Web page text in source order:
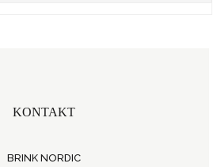
KONTAKT
BRINK NORDIC